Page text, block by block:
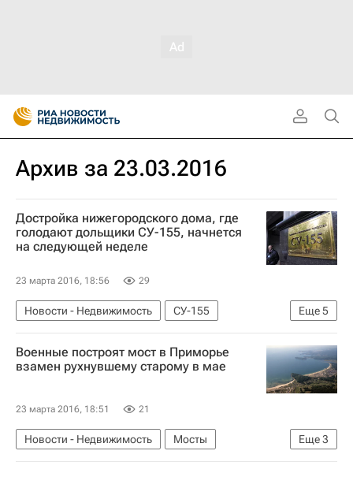
Архив за 23.03.2016
Достройка нижегородского дома, где
голодают дольщики СУ-155, начнется
на следующей неделе
23 марта 2016, 18:56 29
Еще5
Новости - Недвижимость
СУ-155
Дольщики
Нижний Новгород
Проблемы у компании "СУ-155"
Жилье
Военные построят мост в Приморье
взамен рухнувшему старому в мае
23 марта 2016, 18:51 21
Еще3
Новости - Недвижимость
Мосты
Приморский край
Инфраструктура